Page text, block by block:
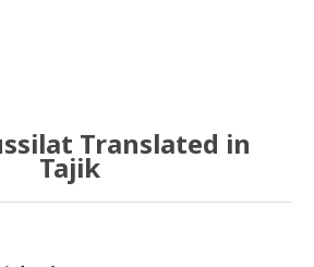
Translated in
Tajik